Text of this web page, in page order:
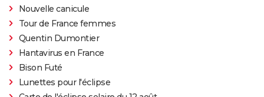
Nouvelle canicule
Tour de France femmes
Quentin Dumontier
Hantavirus en France
Bison Futé
Lunettes pour l'éclipse